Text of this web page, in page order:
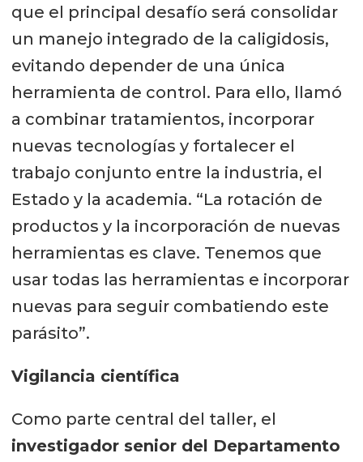
que el principal desafío será consolidar
un manejo integrado de la caligidosis,
evitando depender de una única
herramienta de control. Para ello, llamó
a combinar tratamientos, incorporar
nuevas tecnologías y fortalecer el
trabajo conjunto entre la industria, el
Estado y la academia. “La rotación de
productos y la incorporación de nuevas
herramientas es clave. Tenemos que
usar todas las herramientas e incorporar
nuevas para seguir combatiendo este
parásito”.
Vigilancia científica
Como parte central del taller, el
investigador senior del Departamento